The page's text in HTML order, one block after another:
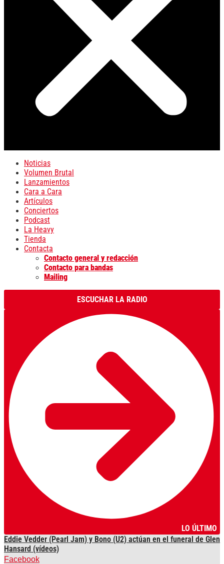
Noticias
Volumen Brutal
Lanzamientos
Cara a Cara
Artículos
Conciertos
Podcast
La Heavy
Tienda
Contacta
Contacto general y redacción
Contacto para bandas
Mailing
ESCUCHAR LA RADIO
LO ÚLTIMO
Eddie Vedder (Pearl Jam) y Bono (U2) actúan en el funeral de Glen
Hansard (vídeos)
Facebook